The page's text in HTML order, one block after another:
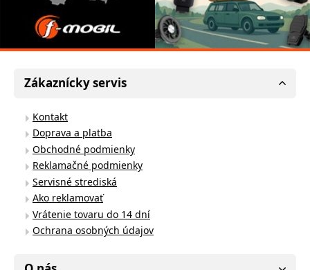
Zákaznícky servis
Kontakt
Doprava a platba
Obchodné podmienky
Reklamačné podmienky
Servisné strediská
Ako reklamovať
Vrátenie tovaru do 14 dní
Ochrana osobných údajov